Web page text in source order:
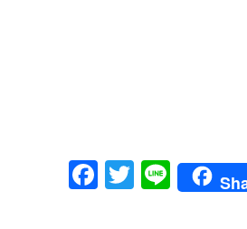
Facebook
Twitter
Line